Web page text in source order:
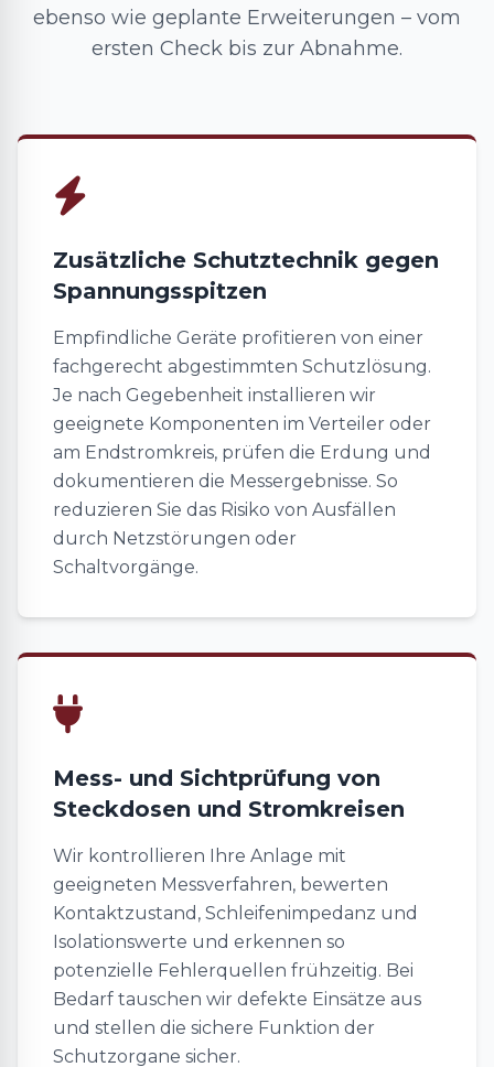
ebenso wie geplante Erweiterungen – vom
ersten Check bis zur Abnahme.
Zusätzliche Schutztechnik gegen
Spannungsspitzen
Empfindliche Geräte profitieren von einer
fachgerecht abgestimmten Schutzlösung.
Je nach Gegebenheit installieren wir
geeignete Komponenten im Verteiler oder
am Endstromkreis, prüfen die Erdung und
dokumentieren die Messergebnisse. So
reduzieren Sie das Risiko von Ausfällen
durch Netzstörungen oder
Schaltvorgänge.
Mess- und Sichtprüfung von
Steckdosen und Stromkreisen
Wir kontrollieren Ihre Anlage mit
geeigneten Messverfahren, bewerten
Kontaktzustand, Schleifenimpedanz und
Isolationswerte und erkennen so
potenzielle Fehlerquellen frühzeitig. Bei
Bedarf tauschen wir defekte Einsätze aus
und stellen die sichere Funktion der
Schutzorgane sicher.